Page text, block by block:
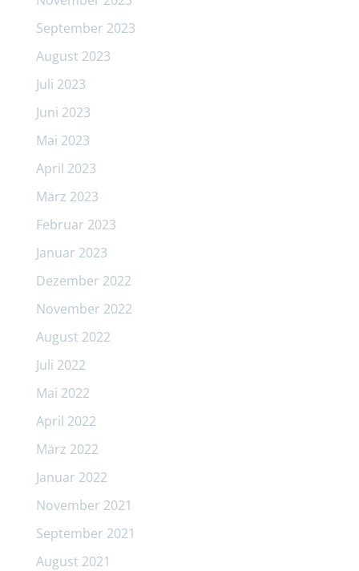
September 2023
August 2023
Juli 2023
Juni 2023
Mai 2023
April 2023
März 2023
Februar 2023
Januar 2023
Dezember 2022
November 2022
August 2022
Juli 2022
Mai 2022
April 2022
März 2022
Januar 2022
November 2021
September 2021
August 2021